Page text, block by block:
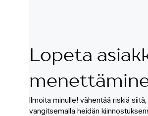
Lopeta
Ilmoita minulle! vähentää riskiä
vangitsemalla heidän